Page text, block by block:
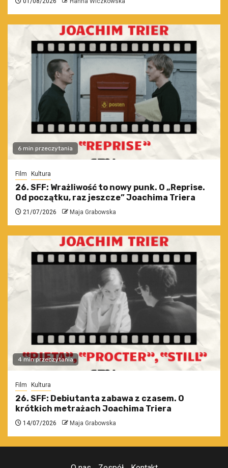
6 min przeczytania
Film Kultura
26. SFF: Wrażliwość to nowy punk. O „Reprise.
Od początku, raz jeszcze” Joachima Triera
21/07/2026 Maja Grabowska
4 min przeczytania
Film Kultura
26. SFF: Debiutanta zabawa z czasem. O
krótkich metrażach Joachima Triera
14/07/2026 Maja Grabowska